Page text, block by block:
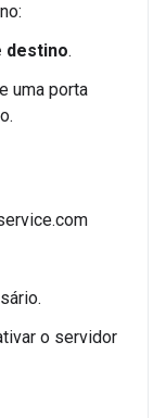
destino.
uma porta
o servidor